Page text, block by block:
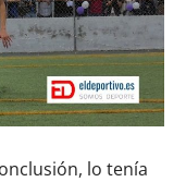
lo tenía